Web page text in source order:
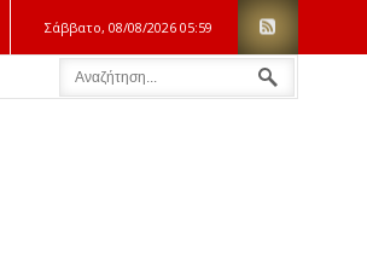
Σάββατο, 08/08/2026 05:59